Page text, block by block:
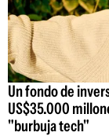
Un fondo de
US$35.000
"burbuja tech"